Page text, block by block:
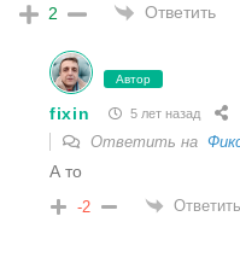
2 Ответить
Автор
fixin 5 лет назад
Ответить на
А то
-2 Ответить